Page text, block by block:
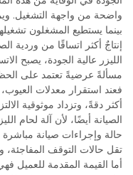
واضحة من واجهة التشغيل.
بينما يستطيع المشغلون
إنتاجٌ أكثر اتساقًا من وردية
الليزر عالية الجودة، يصبح
مسألةً عرضيةً تعتمد على
فعند استقرار معدلات العيوب،
أكثر دقةً، وتزداد موثوقية
الصيانة أيضًا، لأن آلة لحام
حالة وإجراءات صيانة مباشرة
تقل حالات التوقف المفاجئة،
أما القيمة المقدمة للعميل